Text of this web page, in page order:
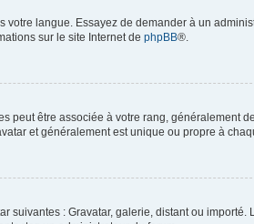
votre langue. Essayez de demander à un
sur le site Internet de phpBB®.
peut être associée à votre rang, généralement
et généralement est unique ou propre à
suivantes : Gravatar, galerie, distant ou importé.